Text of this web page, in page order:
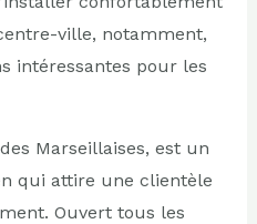
ville, notamment,
intéressantes pour les
Marseillaises, est un
qui attire une clientèle
Ouvert tous les